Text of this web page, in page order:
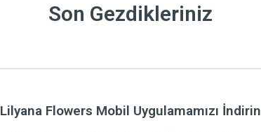
Son Gezdikleriniz
Lilyana Flowers Mobil Uygulamamızı İndirin